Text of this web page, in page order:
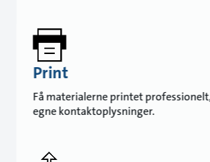
Print
Få materialerne printet
egne kontaktoplysninger.